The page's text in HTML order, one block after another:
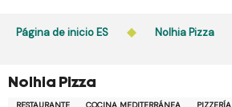
Página de inicio ES Nolhia Pizza
Nolhia Pizza